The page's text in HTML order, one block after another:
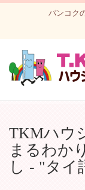
バンコク
TKMハウ
まるわか
し - "タイ